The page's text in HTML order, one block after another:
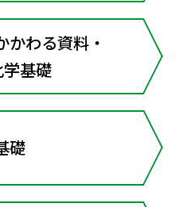
かわる資料・
学基礎
礎